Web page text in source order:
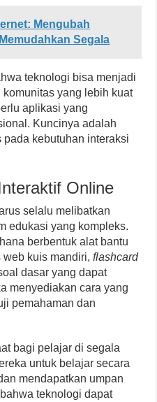
Mengubah
Segala
teknologi bisa menjadi
yang lebih kuat
aplikasi yang
Kuncinya adalah
pada kebutuhan interaksi
Online
selalu melibatkan
edukasi yang kompleks.
berbentuk alat bantu
web kuis mandiri,flashcard
dasar yang dapat
menyediakan cara yang
pemahaman dan
bagi pelajar di segala
untuk belajar secara
mendapatkan umpan
teknologi dapat